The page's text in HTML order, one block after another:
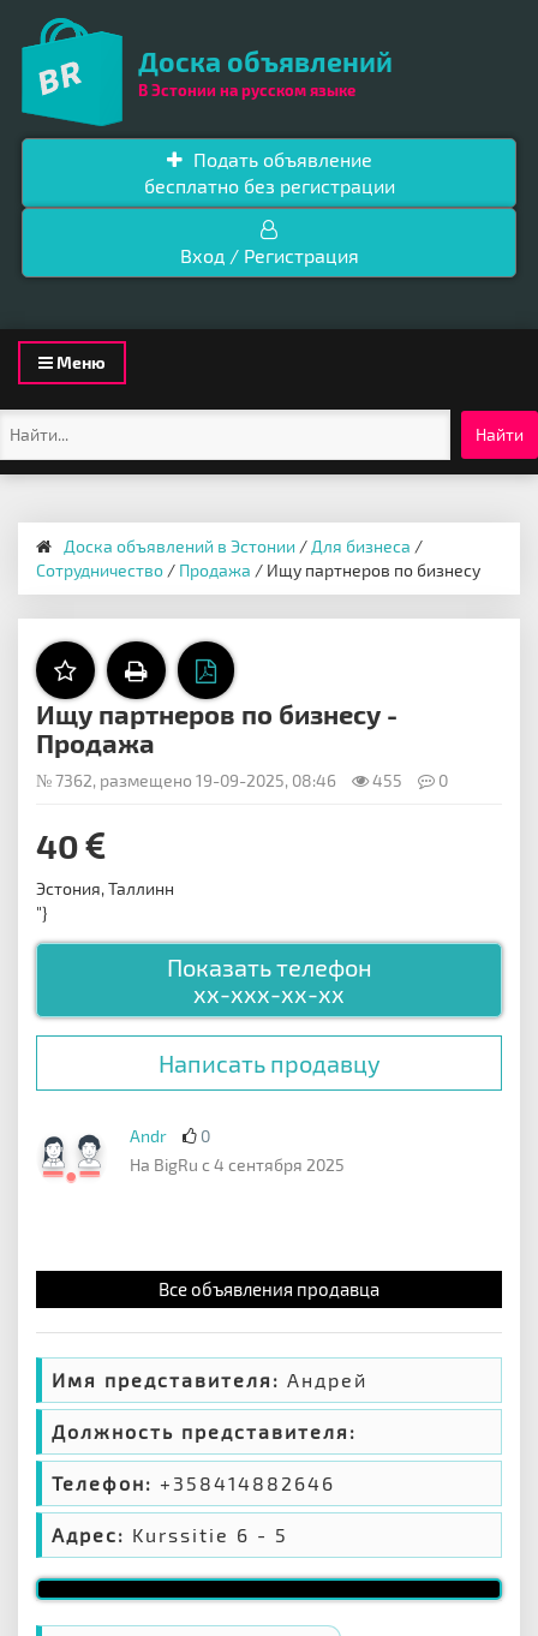
Доска объявлений
В Эстонии на русском языке
Подать объявление
бесплатно без регистрации
Вход / Регистрация
Toggle
navigation
Меню
Найти
Доска объявлений в Эстонии / Для бизнеса /
Сотрудничество / Продажа / Ищу партнеров по бизнесу
Ищу партнеров по бизнесу -
Продажа
№ 7362, размещено 19-09-2025, 08:46 455 0
40
Эстония, Таллинн
"}
Показать телефон
xx-xxx-xx-xx
Написать продавцу
Andr
0
На BigRu с 4 сентября 2025
Все объявления продавца
Имя представителя: Андрей
Должность представителя:
Телефон: +358414882646
Адрес: Kurssitie 6 - 5